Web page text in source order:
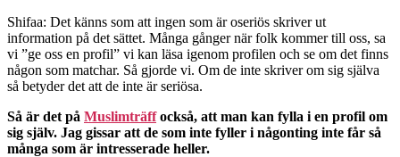
Shifaa: Det känns som att ingen som är oseriös skriver ut
information på det sättet. Många gånger när folk kommer till oss, sa
vi ”ge oss en profil” vi kan läsa igenom profilen och se om det finns
någon som matchar. Så gjorde vi. Om de inte skriver om sig själva
så betyder det att de inte är seriösa.
Så är det på Muslimträffockså, att man kan fylla i en profil om
sig själv. Jag gissar att de som inte fyller i någonting inte får så
många som är intresserade heller.